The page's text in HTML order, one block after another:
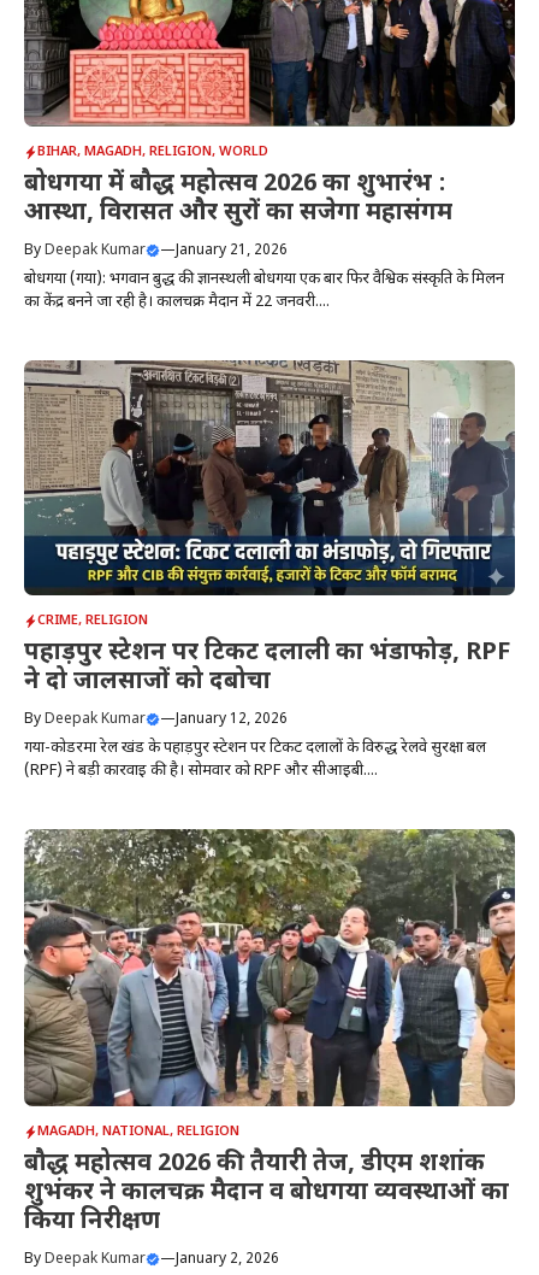
BIHAR, MAGADH, RELIGION, WORLD
बोधगया में बौद्ध महोत्सव 2026 का शुभारंभ :
आस्था, विरासत और सुरों का सजेगा महासंगम
ByDeepak Kumar —January 21, 2026
बोधगया (गया): भगवान बुद्ध की ज्ञानस्थली बोधगया एक बार फिर वैश्विक संस्कृति के मिलन
का केंद्र बनने जा रही है। कालचक्र मैदान में 22 जनवरी....
CRIME, RELIGION
पहाड़पुर स्टेशन पर टिकट दलाली का भंडाफोड़, RPF
ने दो जालसाजों को दबोचा
ByDeepak Kumar — January 12, 2026
गया-कोडरमा रेल खंड के पहाड़पुर स्टेशन पर टिकट दलालों के विरुद्ध रेलवे सुरक्षा बल
(RPF) ने बड़ी कार्रवाई की है। सोमवार को RPF और सीआइबी....
MAGADH, NATIONAL, RELIGION
बौद्ध महोत्सव 2026 की तैयारी तेज, डीएम शशांक
शुभंकर ने कालचक्र मैदान व बोधगया व्यवस्थाओं का
किया निरीक्षण
ByDeepak Kumar — January 2, 2026